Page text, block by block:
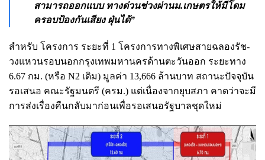
สามารถออกแบบ ทางด่วนช่วงผ่านม.เกษตรให้มีโดม
ครอบป้องกันเสียง ฝุ่นได้”
สำหรับ โครงการ ระยะที่ 1 โครงการทางพิเศษสายฉลองรัช-
วงแหวนรอบนอกกรุงเทพมหานครด้านตะวันออก ระยะทาง
6.67 กม. (หรือ N2 เดิม) มูลค่า 13,666 ล้านบาท สถานะปัจจุบัน
รอเสนอ คณะรัฐมนตรี (ครม.) แต่เนื่องจากยุบสภา คาดว่าจะมี
การส่งเรื่องคืนกลับมาก่อนเพื่อรอเสนอรัฐบาลชุดใหม่